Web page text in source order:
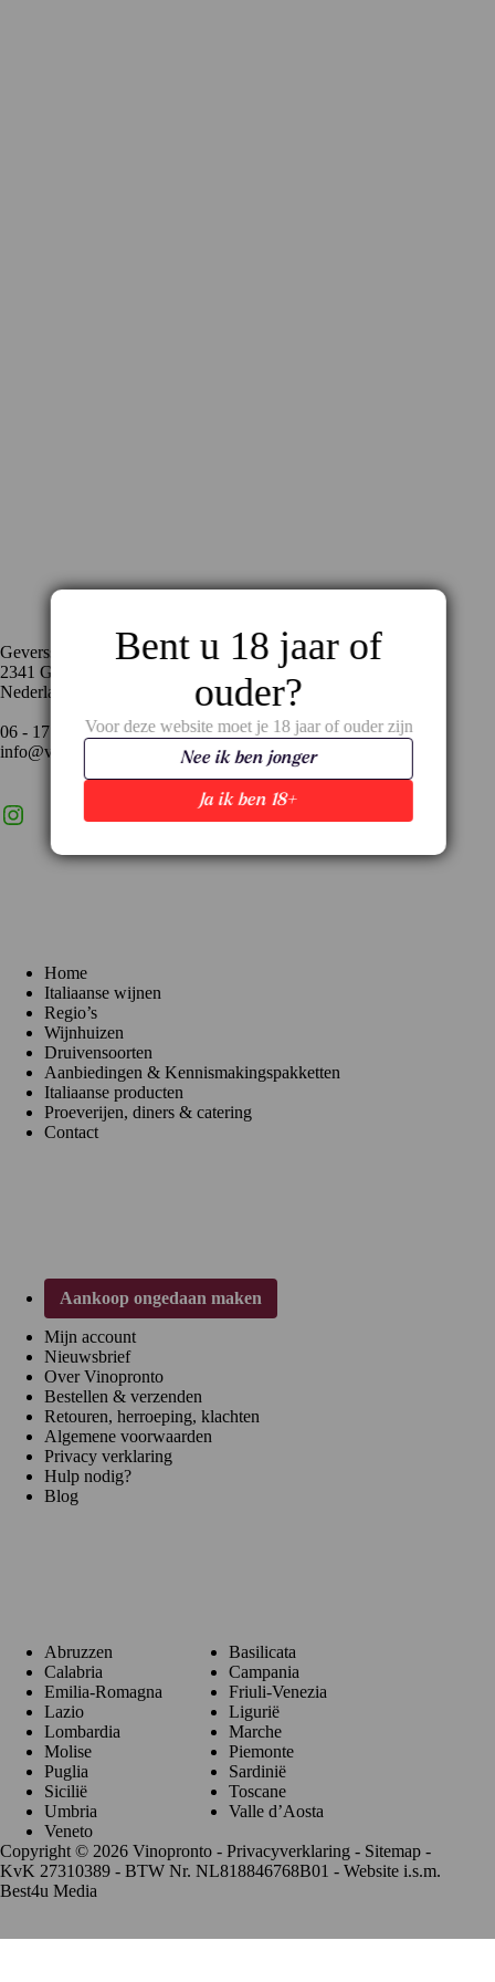
Geversstraat 35
2341 GA Oegstgeest
Nederland
06 - 17 59 02 94
info@vinopronto.nl
InstagramLinkedIn
Home
Italiaanse wijnen
Regio’s
Wijnhuizen
Druivensoorten
Aanbiedingen & Kennismakingspakketten
Italiaanse producten
Proeverijen, diners & catering
Contact
Aankoop ongedaan maken
Mijn account
Nieuwsbrief
Over Vinopronto
Bestellen & verzenden
Retouren, herroeping, klachten
Algemene voorwaarden
Privacy verklaring
Hulp nodig?
Blog
Abruzzen
Basilicata
Calabria
Campania
Emilia-Romagna
Friuli-Venezia
Lazio
Ligurië
Lombardia
Marche
Molise
Piemonte
Puglia
Sardinië
Sicilië
Toscane
Umbria
Valle d’Aosta
Veneto
Copyright © 2026 Vinopronto - Privacyverklaring - Sitemap -
KvK 27310389 - BTW Nr. NL818846768B01 - Website i.s.m.
Best4u Media
Bent u 18 jaar of
ouder?
Voor deze website moet je 18 jaar of ouder zijn
Ja ik ben 18+
Nee ik ben jonger